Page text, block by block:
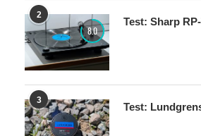
2
8.0
Test: Sharp
3
Test: